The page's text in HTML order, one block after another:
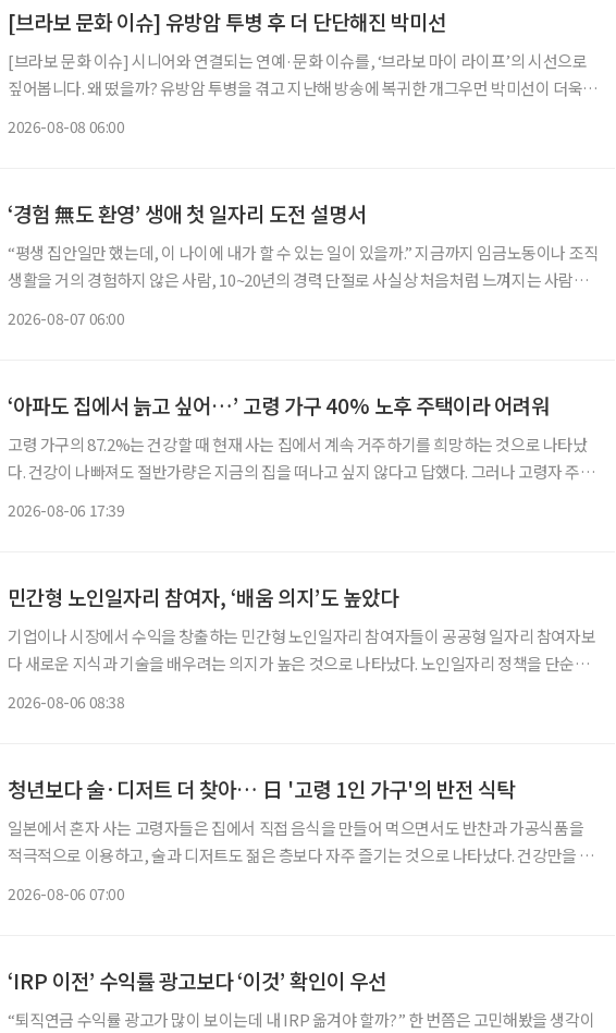
[브라보 문화 이슈] 유방암 투병 후 더 단단해진 박미선
[브라보 문화 이슈] 시니어와 연결되는 연예·문화 이슈를, ‘브라보 마이 라이프’의 시선으로
짚어봅니다. 왜 떴을까? 유방암 투병을 겪고 지난해 방송에 복귀한 개그우먼 박미선이 더욱
2026-08-08 06:00
‘경험 無도 환영’ 생애 첫 일자리 도전 설명서
“평생 집안일만 했는데, 이 나이에 내가 할 수 있는 일이 있을까.” 지금까지 임금노동이나 조직
생활을 거의 경험하지 않은 사람, 10~20년의 경력 단절로 사실상 처음처럼 느껴지는 사람은
2026-08-07 06:00
‘아파도 집에서 늙고 싶어…’ 고령 가구 40% 노후 주택이라 어려워
고령 가구의 87.2%는 건강할 때 현재 사는 집에서 계속 거주하기를 희망하는 것으로 나타났
다. 건강이 나빠져도 절반가량은 지금의 집을 떠나고 싶지 않다고 답했다. 그러나 고령자 주거
2026-08-06 17:39
민간형 노인일자리 참여자, ‘배움 의지’도 높았다
기업이나 시장에서 수익을 창출하는 민간형 노인일자리 참여자들이 공공형 일자리 참여자보
다 새로운 지식과 기술을 배우려는 의지가 높은 것으로 나타났다. 노인일자리 정책을 단순한
2026-08-06 08:38
청년보다 술·디저트 더 찾아… 日 '고령 1인 가구'의 반전 식탁
일본에서 혼자 사는 고령자들은 집에서 직접 음식을 만들어 먹으면서도 반찬과 가공식품을
적극적으로 이용하고, 술과 디저트도 젊은 층보다 자주 즐기는 것으로 나타났다. 건강만을 앞
2026-08-06 07:00
‘IRP 이전’ 수익률 광고보다 ‘이것’ 확인이 우선
“퇴직연금 수익률 광고가 많이 보이는데 내 IRP 옮겨야 할까?” 한 번쯤은 고민해봤을 생각이